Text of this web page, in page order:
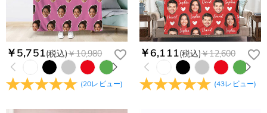
￥5,751(税込)￥10,980
(20レビュー)
￥6,111(税込)￥12,600
(43レビュー)